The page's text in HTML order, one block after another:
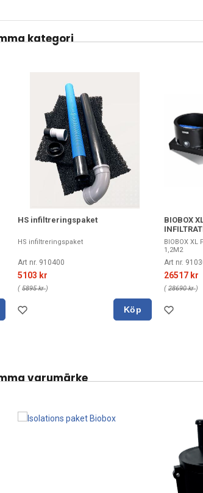
kategori
HS infiltreringspaket
HS infiltreringspaket
Art nr. 910400
5103 kr
( 5895 kr)
Köp
BIOBOX
BIOBOX XL
1,2M2
Art nr.
26517 kr
( 28690 kr)
varumärke